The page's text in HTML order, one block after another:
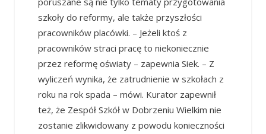
szkoły do reformy, ale także przyszłości
pracowników placówki. – Jeżeli ktoś z
pracowników straci pracę to niekoniecznie
przez reformę oświaty – zapewnia Siek. – Z
wyliczeń wynika, że zatrudnienie w szkołach z
roku na rok spada – mówi. Kurator zapewnił
też, że Zespół Szkół w Dobrzeniu Wielkim nie
zostanie zlikwidowany z powodu konieczności